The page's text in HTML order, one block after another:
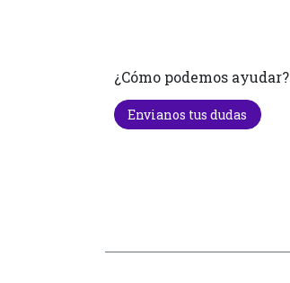
¿Cómo podemos ayudar?
Envianos tus dudas